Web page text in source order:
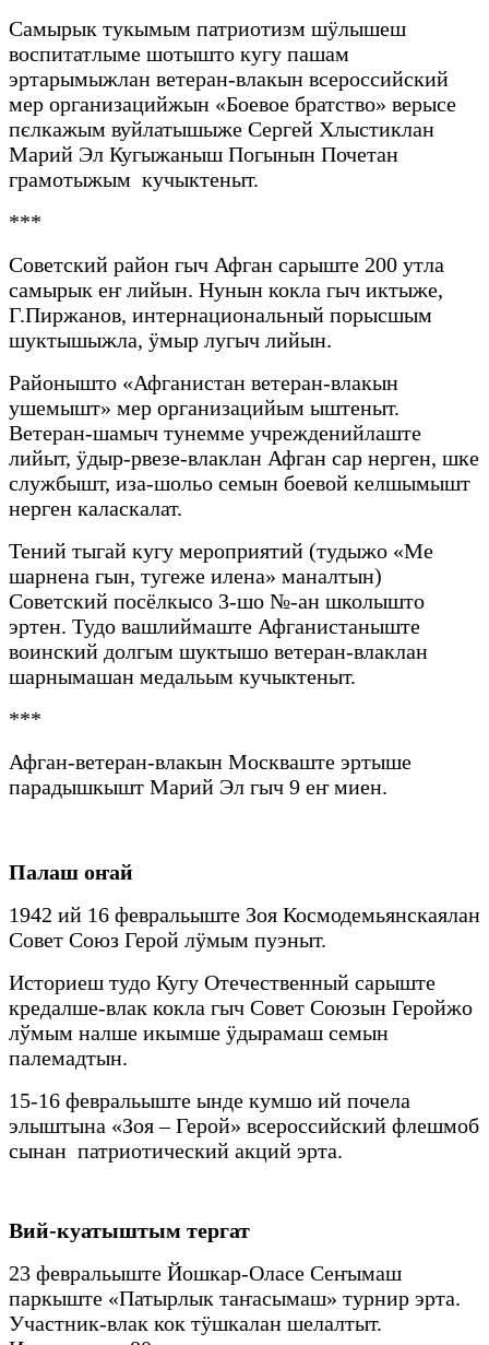
Самырык тукымым патриотизм шӱлышеш
воспитатлыме шотышто кугу пашам
эртарымыжлан ветеран-влакын всероссийский
мер организацийжын «Боевое братство» верысе
пєлкажым вуйлатышыже Сергей Хлыстиклан
Марий Эл Кугыжаныш Погынын Почетан
грамотыжым кучыктеныт.
***
Советский район гыч Афган сарыште 200 утла
самырык еҥ лийын. Нунын кокла гыч иктыже,
Г.Пиржанов, интернациональный порысшым
шуктышыжла, ӱмыр лугыч лийын.
Районышто «Афганистан ветеран-влакын
ушемышт» мер организацийым ыштеныт.
Ветеран-шамыч тунемме учрежденийлаште
лийыт, ӱдыр-рвезе-влаклан Афган сар нерген, шке
службышт, иза-шольо семын боевой келшымышт
нерген каласкалат.
Тений тыгай кугу мероприятий (тудыжо «Ме
шарнена гын, тугеже илена» маналтын)
Советский посёлкысо 3-шо №-ан школышто
эртен. Тудо вашлиймаште Афганистаныште
воинский долгым шуктышо ветеран-влаклан
шарнымашан медальым кучыктеныт.
***
Афган-ветеран-влакын Москваште эртыше
парадышкышт Марий Эл гыч 9 еҥ миен.
Палаш оҥай
1942 ий 16 февральыште Зоя Космодемьянскаялан
Совет Союз Герой лӱмым пуэныт.
Историеш тудо Кугу Отечественный сарыште
кредалше-влак кокла гыч Совет Союзын Геройжо
лўмым налше икымше ӱдырамаш семын
палемадтын.
15-16 февральыште ынде кумшо ий почела
элыштына «Зоя – Герой» всероссийский флешмоб
сынан патриотический акций эрта.
Вий-куатыштым тергат
23 февральыште Йошкар-Оласе Сеҥымаш
паркыште «Патырлык таҥасымаш» турнир эрта.
Участник-влак кок тӱшкалан шелалтыт.